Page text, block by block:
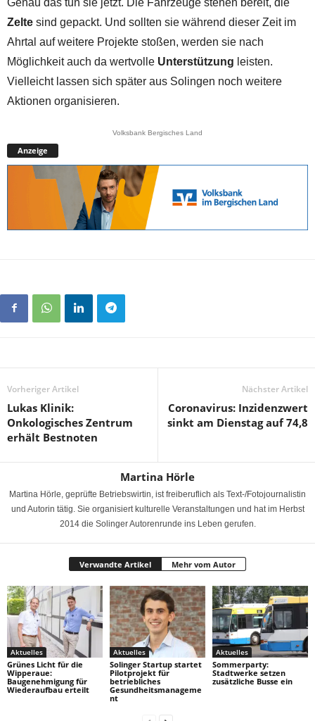
Zelte sind gepackt. Und sollten sie während dieser Zeit im
Ahrtal auf weitere Projekte stoßen, werden sie nach
Möglichkeit auch da wertvolle Unterstützung leisten.
Vielleicht lassen sich später aus Solingen noch weitere
Aktionen organisieren.
Volksbank Bergisches Land
Anzeige
Vorheriger Artikel
Lukas Klinik:
Onkologisches Zentrum
erhält Bestnoten
Nächster Artikel
Coronavirus: Inzidenzwert
sinkt am Dienstag auf 74,8
Martina Hörle
Martina Hörle, geprüfte Betriebswirtin, ist freiberuflich als Text-/Fotojournalistin
und Autorin tätig. Sie organisiert kulturelle Veranstaltungen und hat im Herbst
2014 die Solinger Autorenrunde ins Leben gerufen.
Verwandte Artikel Mehr vom Autor
Aktuelles
Grünes Licht für die
Wipperaue:
Baugenehmigung für
Wiederaufbau erteilt
Aktuelles
Solinger Startup startet
Pilotprojekt für
betriebliches
Gesundheitsmanageme
nt
Aktuelles
Sommerparty:
Stadtwerke setzen
zusätzliche Busse ein